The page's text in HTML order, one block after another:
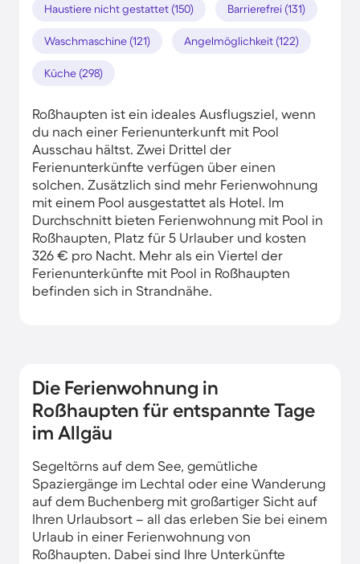
Haustiere nicht gestattet (150) Barrierefrei (131)
Waschmaschine (121) Angelmöglichkeit (122)
Küche (298)
Roßhaupten ist ein ideales Ausflugsziel, wenn
du nach einer Ferienunterkunft mit Pool
Ausschau hältst. Zwei Drittel der
Ferienunterkünfte verfügen über einen
solchen. Zusätzlich sind mehr Ferienwohnung
mit einem Pool ausgestattet als Hotel. Im
Durchschnitt bieten Ferienwohnung mit Pool in
Roßhaupten, Platz für 5 Urlauber und kosten
326 € pro Nacht. Mehr als ein Viertel der
Ferienunterkünfte mit Pool in Roßhaupten
befinden sich in Strandnähe.
Die Ferienwohnung in
Roßhaupten für entspannte Tage
im Allgäu
Segeltörns auf dem See, gemütliche
Spaziergänge im Lechtal oder eine Wanderung
auf dem Buchenberg mit großartiger Sicht auf
Ihren Urlaubsort – all das erleben Sie bei einem
Urlaub in einer Ferienwohnung von
Roßhaupten. Dabei sind Ihre Unterkünfte